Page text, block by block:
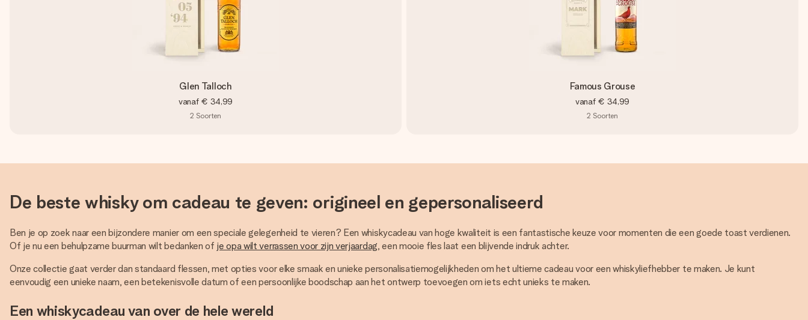
Glen Talloch
vanaf € 34,99
2 Soorten
Famous Grouse
vanaf € 34,99
2 Soorten
De beste whisky om cadeau te geven: origineel en gepersonaliseerd
Ben je op zoek naar een bijzondere manier om een speciale gelegenheid te vieren? Een whiskycadeau van hoge kwaliteit is een fantastische keuze voor momenten die een goede toast verdienen.
Of je nu een behulpzame buurman wilt bedanken of je opa wilt verrassen voor zijn verjaardag, een mooie fles laat een blijvende indruk achter.
Onze collectie gaat verder dan standaard flessen, met opties voor elke smaak en unieke personalisatiemogelijkheden om het ultieme cadeau voor een whiskyliefhebber te maken. Je kunt
eenvoudig een unieke naam, een betekenisvolle datum of een persoonlijke boodschap aan het ontwerp toevoegen om iets echt unieks te maken.
Een whiskycadeau van over de hele wereld